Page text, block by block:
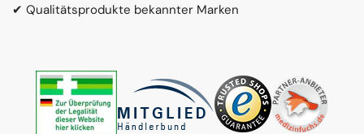
✔ Qualitätsprodukte bekannter Marken